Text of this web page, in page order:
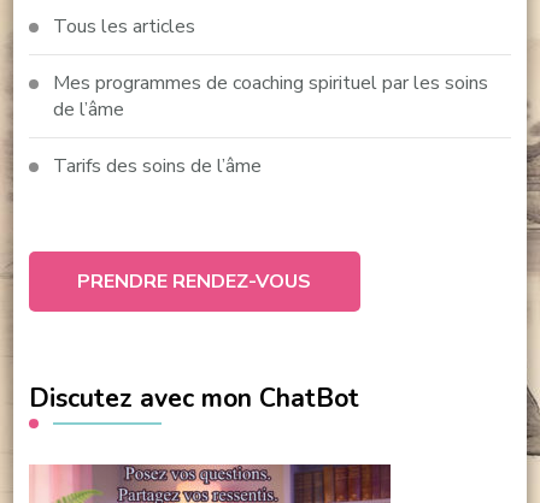
Tous les articles
Mes programmes de coaching spirituel par les soins
de l’âme
Tarifs des soins de l’âme
PRENDRE RENDEZ-VOUS
Discutez avec mon ChatBot